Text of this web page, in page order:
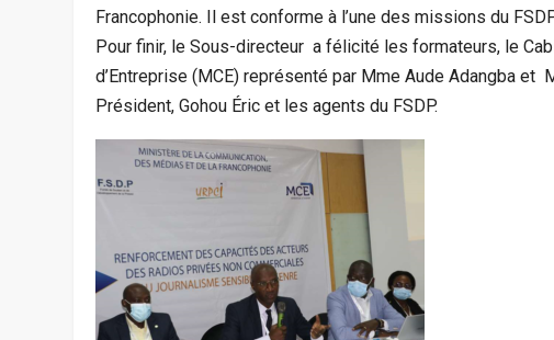
Francophonie. Il est conforme à l’une des missions du
Pour finir, le Sous-directeur a félicité les formateurs, le
d’Entreprise (MCE) représenté par Mme Aude Adangba et
Président, Gohou Éric et les agents du FSDP.